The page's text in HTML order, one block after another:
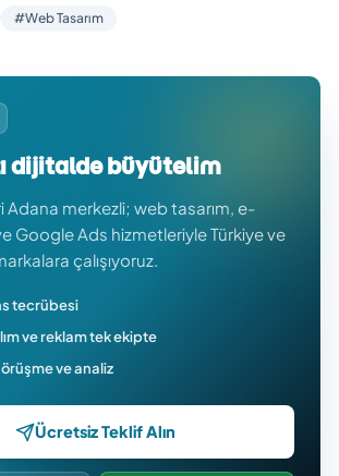
#Web Tasarım
dijitalde büyütelim
Adana merkezli; web tasarım, e-
Google Ads hizmetleriyle Türkiye ve
çalışıyoruz.
tecrübesi
ve reklam tek ekipte
ve analiz
Ücretsiz Teklif Alın